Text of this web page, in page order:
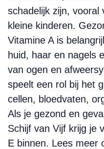
schadelijk zijn, vooral
kleine kinderen.
Vitamine A is
huid, haar en nagels
van ogen en
speelt een rol bij het
cellen, bloedvaten,
Als je gezond en
Schijf van Vijf krijg je
E binnen. Lees meer